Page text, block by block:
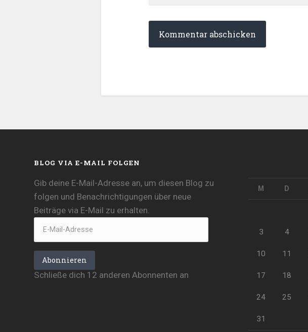
BLOG VIA E-MAIL FOLGEN
Gib deine E-Mail-Adresse an, um diesen Blog zu
folgen und Benachrichtigungen über neue
Beiträge via E-Mail zu erhalten.
E-
Mail-
Abonnieren
Schließe dich 12 anderen Abonnenten an
M D
3 4
10 11
17 18
24 25
31